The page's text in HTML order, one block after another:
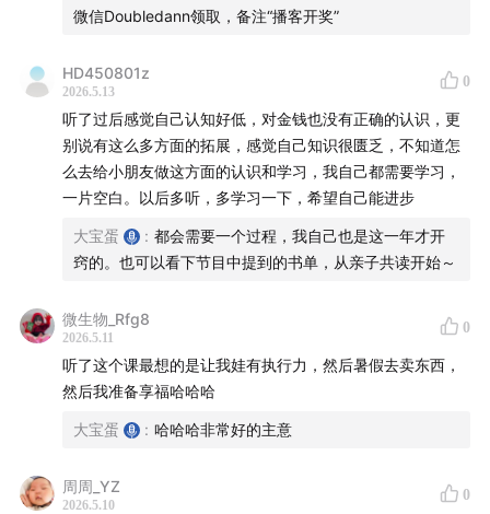
微信Doubledann领取，备注“播客开奖”
HD450801z
2026.5.13
0
听了过后感觉自己认知好低，对金钱也没有正确的认识，更
别说有这么多方面的拓展，感觉自己知识很匮乏，不知道怎
么去给小朋友做这方面的认识和学习，我自己都需要学习，
一片空白。以后多听，多学习一下，希望自己能进步
大宝蛋 : 都会需要一个过程，我自己也是这一年才开
窍的。也可以看下节目中提到的书单，从亲子共读开始～
微生物_Rfg8
2026.5.11
0
听了这个课最想的是让我娃有执行力，然后暑假去卖东西，
然后我准备享福哈哈哈
大宝蛋 : 哈哈哈非常好的主意
周周_YZ
2026.5.10
0